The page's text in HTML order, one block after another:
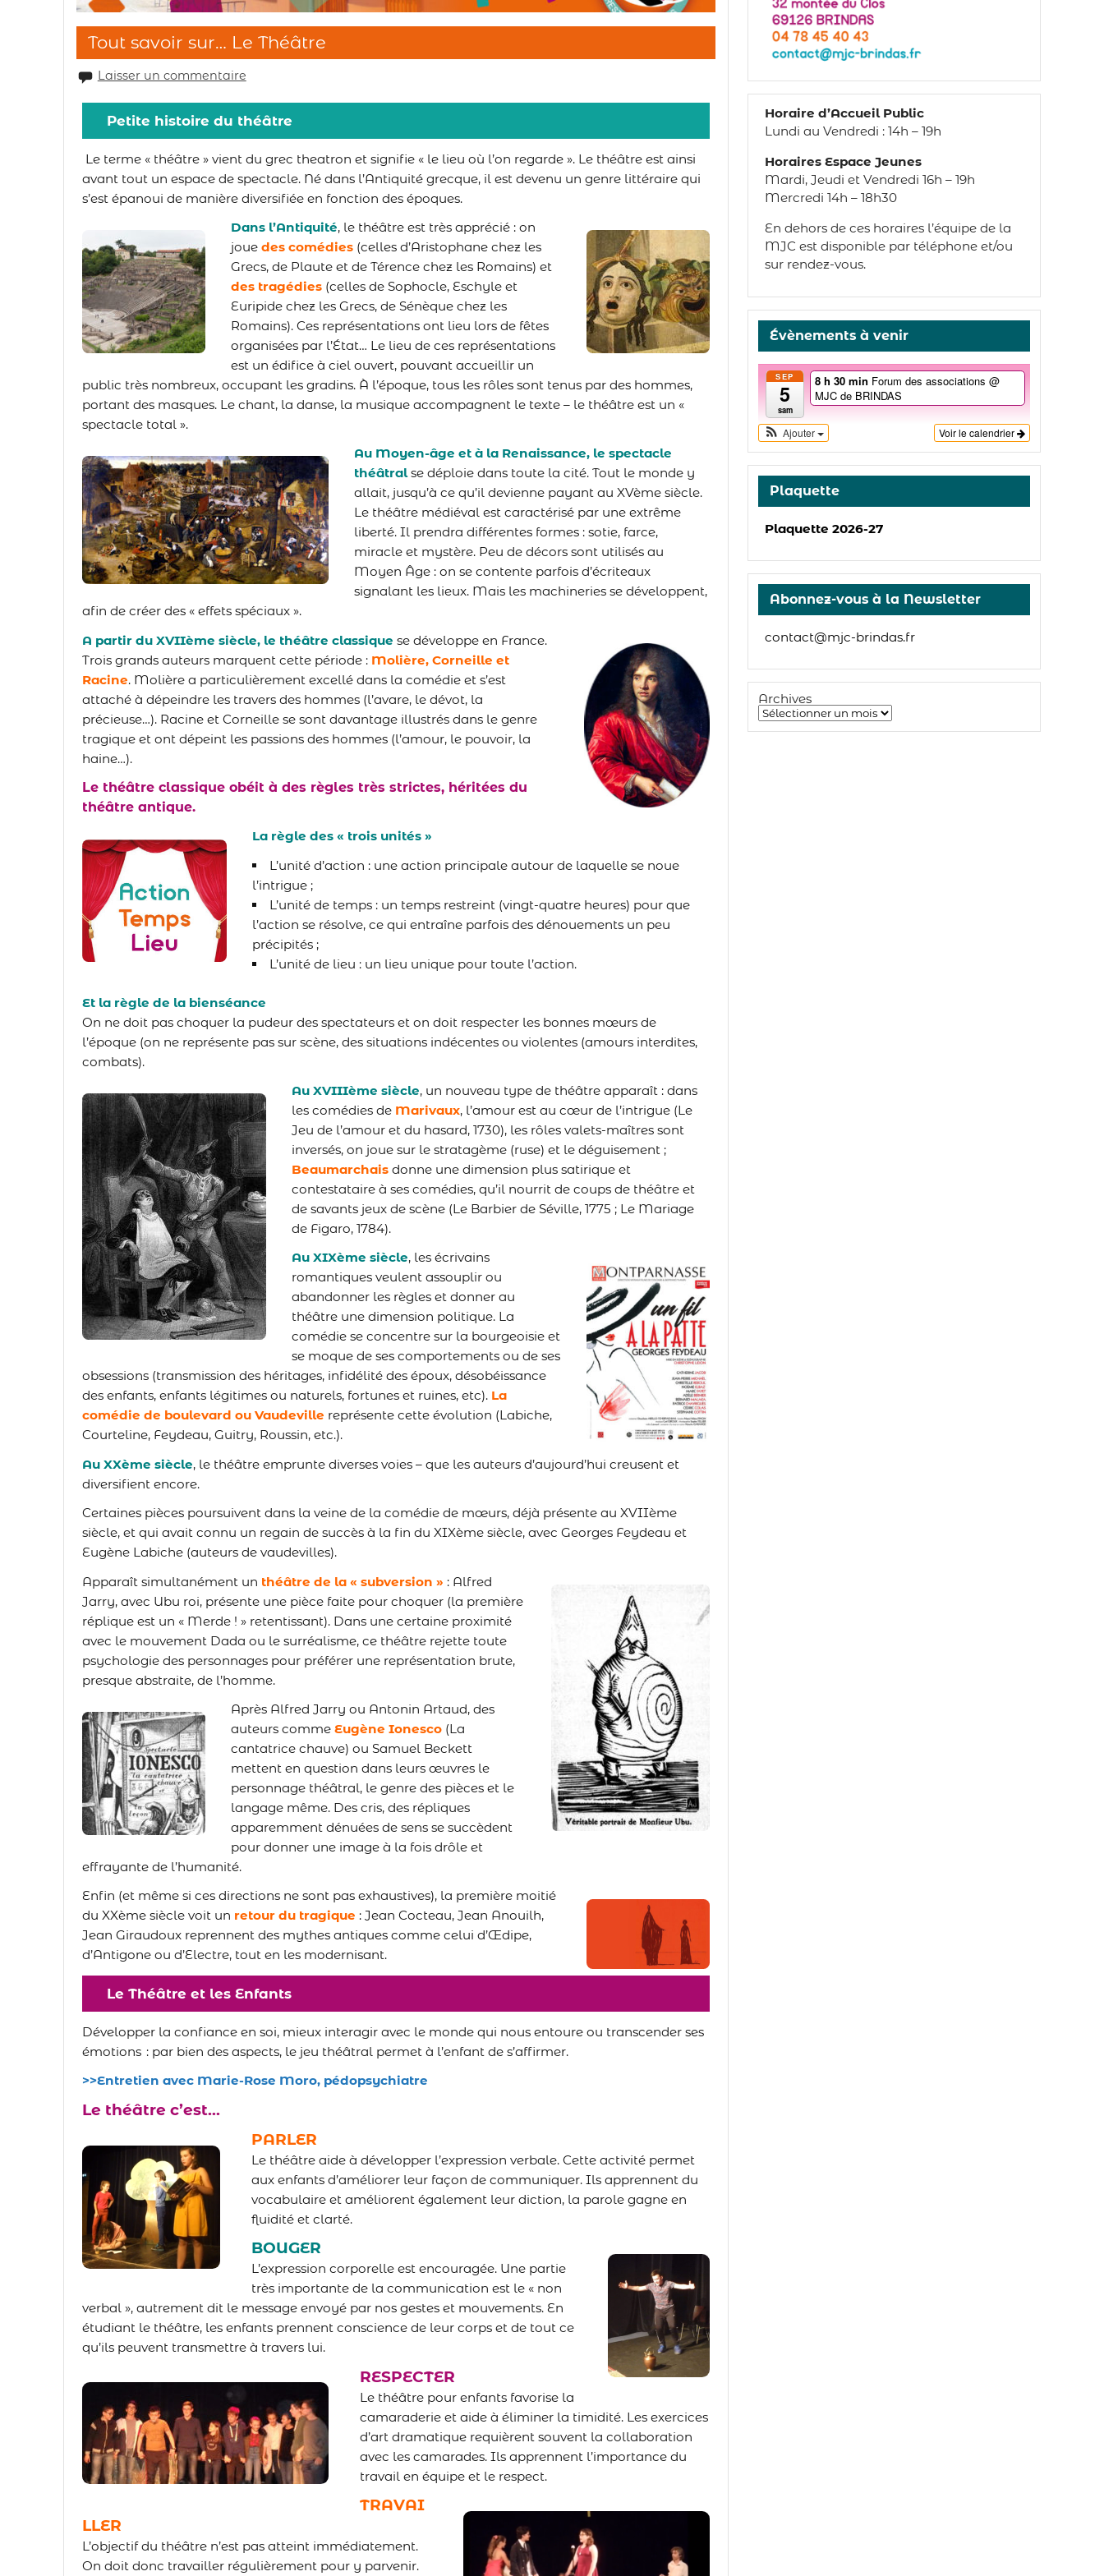
Tout savoir sur… Le Théâtre
Laisser un commentaire
Petite histoire du théâtre
Le terme « théâtre » vient du grec theatron et signifie « le lieu où l’on regarde ». Le théâtre est ainsi
avant tout un espace de spectacle. Né dans l’Antiquité grecque, il est devenu un genre littéraire qui
s’est épanoui de manière diversifiée en fonction des époques.
Dans l’Antiquité, le théâtre est très apprécié : on
joue des comédies (celles d’Aristophane chez les
Grecs, de Plaute et de Térence chez les Romains) et
des tragédies(celles de Sophocle, Eschyle et
Euripide chez les Grecs, de Sénèque chez les
Romains). Ces représentations ont lieu lors de fêtes
organisées par l’État… Le lieu de ces représentations
est un édifice à ciel ouvert, pouvant accueillir un
public très nombreux, occupant les gradins. À l’époque, tous les rôles sont tenus par des hommes,
portant des masques. Le chant, la danse, la musique accompagnent le texte – le théâtre est un «
spectacle total ».
Au Moyen-âge et à la Renaissance, le spectacle
théâtral se déploie dans toute la cité. Tout le monde y
allait, jusqu’à ce qu’il devienne payant au XVème siècle.
Le théâtre médiéval est caractérisé par une extrême
liberté. Il prendra différentes formes : sotie, farce,
miracle et mystère. Peu de décors sont utilisés au
Moyen Âge : on se contente parfois d’écriteaux
signalant les lieux. Mais les machineries se développent,
afin de créer des « effets spéciaux ».
A partir du XVIIème siècle, le théâtre classique se développe en France.
Trois grands auteurs marquent cette période : Molière, Corneille et
Racine. Molière a particulièrement excellé dans la comédie et s’est
attaché à dépeindre les travers des hommes (l’avare, le dévot, la
précieuse…). Racine et Corneille se sont davantage illustrés dans le genre
tragique et ont dépeint les passions des hommes (l’amour, le pouvoir, la
haine…).
Le théâtre classique obéit à des règles très strictes, héritées du
théâtre antique.
La règle des « trois unités »
L’unité d’action : une action principale autour de laquelle se noue
l’intrigue ;
L’unité de temps: un temps restreint (vingt-quatre heures) pour que
l’action se résolve, ce qui entraîne parfois des dénouements un peu
précipités ;
L’unité de lieu : un lieu unique pour toute l’action.
Et la règle de la bienséance
On ne doit pas choquer la pudeur des spectateurs et on doit respecter les bonnes mœurs de
l’époque (on ne représente pas sur scène, des situations indécentes ou violentes (amours interdites,
combats).
Au XVIIIème siècle, un nouveau type de théâtre apparaît : dans
les comédies de Marivaux, l’amour est au cœur de l’intrigue (Le
Jeu de l’amour et du hasard, 1730), les rôles valets-maîtres sont
inversés, on joue sur le stratagème (ruse) et le déguisement ;
Beaumarchaisdonne une dimension plus satirique et
contestataire à ses comédies, qu’il nourrit de coups de théâtre et
de savants jeux de scène (Le Barbier de Séville, 1775 ; Le Mariage
de Figaro, 1784).
Au XIXème siècle, les écrivains
romantiques veulent assouplir ou
abandonner les règles et donner au
théâtre une dimension politique. La
comédie se concentre sur la bourgeoisie et
se moque de ses comportements ou de ses
obsessions (transmission des héritages, infidélité des époux, désobéissance
des enfants, enfants légitimes ou naturels, fortunes et ruines, etc). La
comédie de boulevard ou Vaudeville représente cette évolution (Labiche,
Courteline, Feydeau, Guitry, Roussin, etc.).
Au XXème siècle, le théâtre emprunte diverses voies – que les auteurs d’aujourd’hui creusent et
diversifient encore.
Certaines pièces poursuivent dans la veine de la comédie de mœurs, déjà présente au XVIIème
siècle, et qui avait connu un regain de succès à la fin du XIXème siècle, avec Georges Feydeau et
Eugène Labiche (auteurs de vaudevilles).
Apparaît simultanément un théâtre de la « subversion » : Alfred
Jarry, avec Ubu roi, présente une pièce faite pour choquer (la première
réplique est un « Merde ! » retentissant). Dans une certaine proximité
avec le mouvement Dada ou le surréalisme, ce théâtre rejette toute
psychologie des personnages pour préférer une représentation brute,
presque abstraite, de l’homme.
Après Alfred Jarry ou Antonin Artaud, des
auteurs comme Eugène Ionesco (La
cantatrice chauve) ou Samuel Beckett
mettent en question dans leurs œuvres le
personnage théâtral, le genre des pièces et le
langage même. Des cris, des répliques
apparemment dénuées de sens se succèdent
pour donner une image à la fois drôle et
effrayante de l’humanité.
Enfin (et même si ces directions ne sont pas exhaustives), la première moitié
du XXème siècle voit un retour du tragique : Jean Cocteau, Jean Anouilh,
Jean Giraudoux reprennent des mythes antiques comme celui d’Œdipe,
d’Antigone ou d’Electre, tout en les modernisant.
Le Théâtre et les Enfants
Développer la confiance en soi, mieux interagir avec le monde qui nous entoure ou transcender ses
émotions : par bien des aspects, le jeu théâtral permet à l’enfant de s’affirmer.
>>Entretien avec Marie-Rose Moro, pédopsychiatre
Le théâtre c’est…
PARLER
Le théâtre aide à développer l’expression verbale. Cette activité permet
aux enfants d’améliorer leur façon de communiquer. Ils apprennent du
vocabulaire et améliorent également leur diction, la parole gagne en
fluidité et clarté.
BOUGER
L’expression corporelle est encouragée. Une partie
très importante de la communication est le « non
verbal », autrement dit le message envoyé par nos gestes et mouvements. En
étudiant le théâtre, les enfants prennent conscience de leur corps et de tout ce
qu’ils peuvent transmettre à travers lui.
RESPECTER
Le théâtre pour enfants favorise la
camaraderie et aide à éliminer la timidité. Les exercices
d’art dramatique requièrent souvent la collaboration
avec les camarades. Ils apprennent l’importance du
travail en équipe et le respect.
TRAVAI
LLER
L’objectif du théâtre n’est pas atteint immédiatement.
On doit donc travailler régulièrement pour y parvenir.
Horaire d’Accueil Public
Lundi au Vendredi : 14h – 19h
Horaires Espace Jeunes
Mardi, Jeudi et Vendredi 16h – 19h
Mercredi 14h – 18h30
En dehors de ces horaires l’équipe de la
MJC est disponible par téléphone et/ou
sur rendez-vous.
Évènements à venir
SEP
5
sam
8 h 30 min Forum des associations @
MJC de BRINDAS
Voir le calendrier
Ajouter
Plaquette
Plaquette 2026-27
Abonnez-vous à la Newsletter
contact@mjc-brindas.fr
Archives